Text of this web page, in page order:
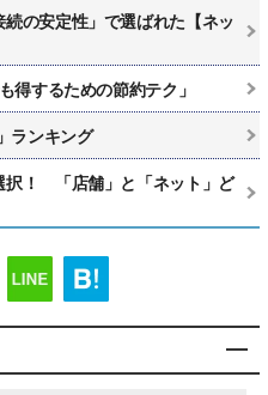
の安定性」で選ばれた【ネッ
するための節約テク」
ランキング
択！ 「店舗」と「ネット」ど